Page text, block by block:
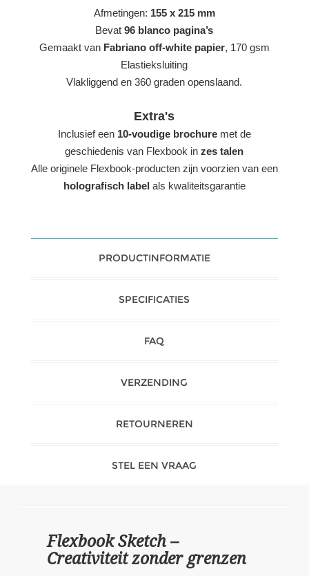
Afmetingen: 155 x 215 mm
Bevat96 blanco pagina’s
Gemaakt van Fabriano off-white papier, 170 gsm
Elastieksluiting
Vlakliggend en 360 graden openslaand.
Extra's
Inclusief een 10-voudige brochuremet de
geschiedenis van Flexbook inzes talen
Alle originele Flexbook-producten zijn voorzien van een
holografisch label als kwaliteitsgarantie
PRODUCTINFORMATIE
SPECIFICATIES
FAQ
VERZENDING
RETOURNEREN
STEL EEN VRAAG
Flexbook Sketch –
Creativiteit zonder grenzen